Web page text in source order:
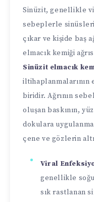
Sinüzit, genellikle
sebeplerle
çıkar ve kişide baş
elmacık kemiği
Sinüzit elmacık
iltihaplanmalarının
biridir. Ağrının
oluşan baskının,
dokulara
çene ve gözlerin
Viral
genellikle
sık rastlanan